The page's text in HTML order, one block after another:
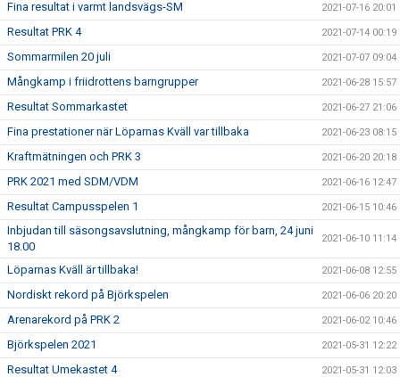
Fina resultat i varmt landsvägs-SM 2021-07-16 20:01
Resultat PRK 4 2021-07-14 00:19
Sommarmilen 20 juli 2021-07-07 09:04
Mångkamp i friidrottens barngrupper 2021-06-28 15:57
Resultat Sommarkastet 2021-06-27 21:06
Fina prestationer när Löparnas Kväll var tillbaka 2021-06-23 08:15
Kraftmätningen och PRK 3 2021-06-20 20:18
PRK 2021 med SDM/VDM 2021-06-16 12:47
Resultat Campusspelen 1 2021-06-15 10:46
Inbjudan till säsongsavslutning, mångkamp för barn, 24 juni
18.00
2021-06-10 11:14
Löparnas Kväll är tillbaka! 2021-06-08 12:55
Nordiskt rekord på Björkspelen 2021-06-06 20:20
Arenarekord på PRK 2 2021-06-02 10:46
Björkspelen 2021 2021-05-31 12:22
Resultat Umekastet 4 2021-05-31 12:03